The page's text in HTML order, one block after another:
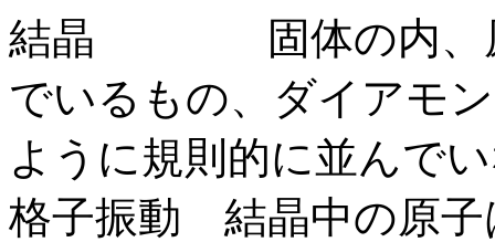
結晶 固体の内、原
でいるもの、ダイアモ
ように規則的に並んで
格子振動 結晶中の原子